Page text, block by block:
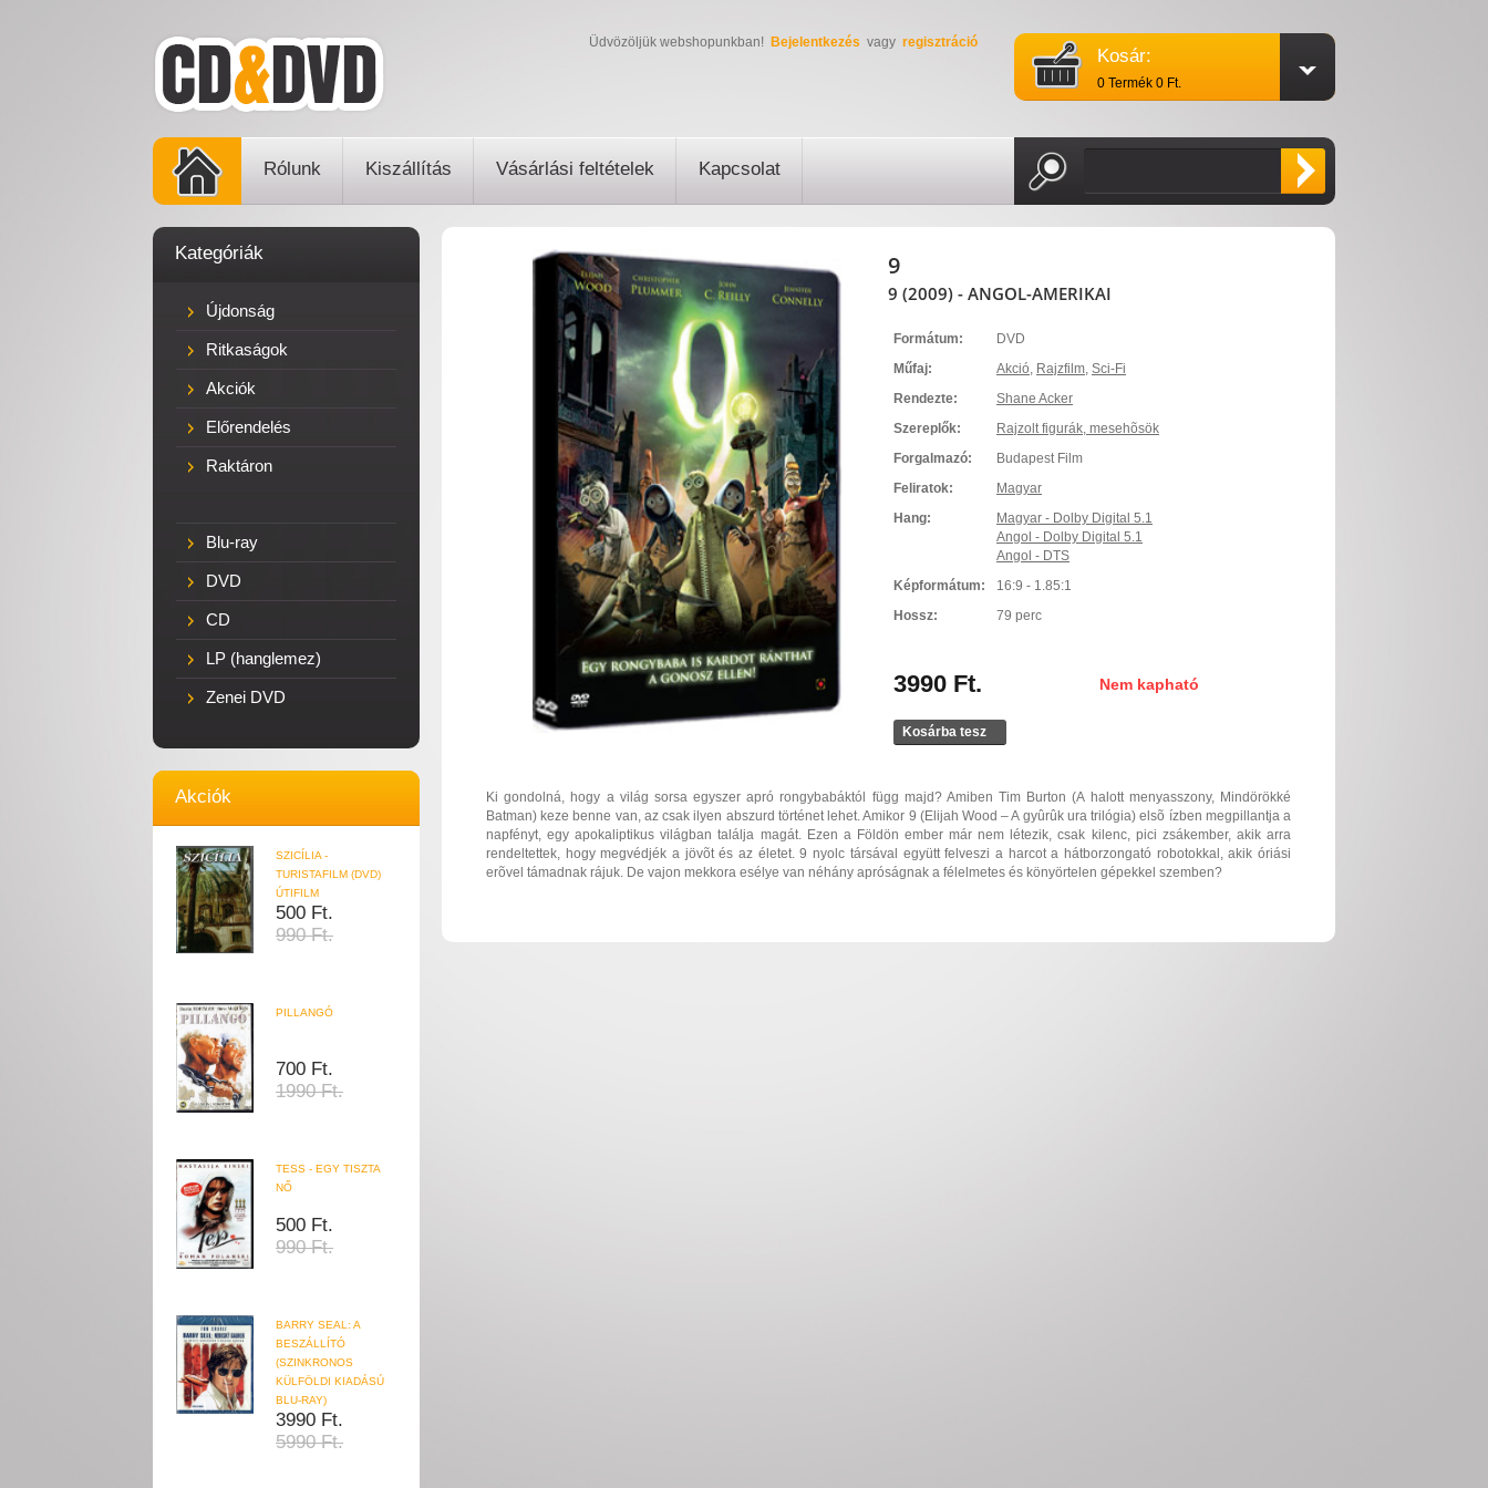
Kosár:
0 Termék 0 Ft.
Üdvözöljük webshopunkban! Bejelentkezés vagy regisztráció
Rólunk Kiszállítás Vásárlási feltételek Kapcsolat
Kategóriák
Újdonság
Ritkaságok
Akciók
Előrendelés
Raktáron
Blu-ray
DVD
CD
LP (hanglemez)
Zenei DVD
Akciók
SZICÍLIA -
TURISTAFILM (DVD)
ÚTIFILM
500 Ft.
990 Ft.
PILLANGÓ
700 Ft.
1990 Ft.
TESS - EGY TISZTA
NŐ
500 Ft.
990 Ft.
BARRY SEAL: A
BESZÁLLÍTÓ
(SZINKRONOS
KÜLFÖLDI KIADÁSÚ
BLU-RAY)
3990 Ft.
5990 Ft.
9
9 (2009) - ANGOL-AMERIKAI
Formátum:
DVD
Műfaj:
Akció, Rajzfilm, Sci-Fi
Rendezte:
Shane Acker
Szereplők:
Rajzolt figurák, mesehõsök
Forgalmazó:
Budapest Film
Feliratok:
Magyar
Hang:
Magyar - Dolby Digital 5.1
Angol - Dolby Digital 5.1
Angol - DTS
Képformátum:
16:9 - 1.85:1
Hossz:
79 perc
3990 Ft. Nem kapható
Kosárba tesz
Ki gondolná, hogy a világ sorsa egyszer apró rongybabáktól függ majd? Amiben Tim Burton (A halott menyasszony, Mindörökké
Batman) keze benne van, az csak ilyen abszurd történet lehet. Amikor 9 (Elijah Wood – A gyûrûk ura trilógia) elsõ ízben megpillantja a
napfényt, egy apokaliptikus világban találja magát. Ezen a Földön ember már nem létezik, csak kilenc, pici zsákember, akik arra
rendeltettek, hogy megvédjék a jövõt és az életet. 9 nyolc társával együtt felveszi a harcot a hátborzongató robotokkal, akik óriási
erõvel támadnak rájuk. De vajon mekkora esélye van néhány apróságnak a félelmetes és könyörtelen gépekkel szemben?